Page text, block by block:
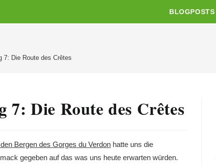
BLOGPOSTS
7: Die Route des Crêtes
7: Die Route des Crêtes
Bergen des Gorges du Verdon hatte uns die
gegeben auf das was uns heute erwarten würden.